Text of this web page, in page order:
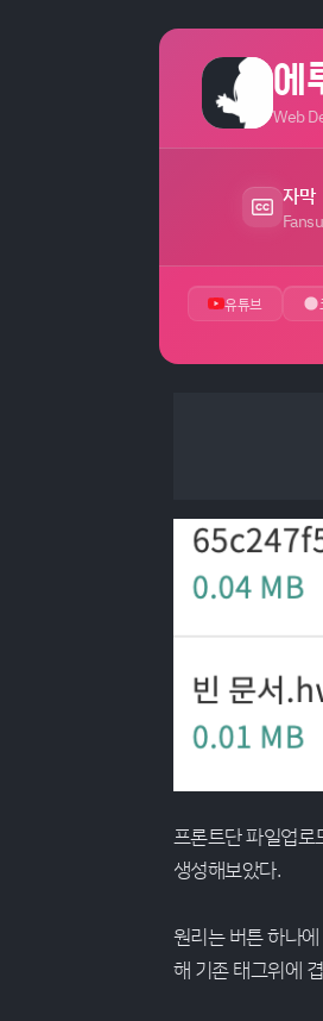
에
Web
자막
유튜브
프론트단 파일업
생성해보았다.
원리는 버튼 하나
해 기존 태그위에